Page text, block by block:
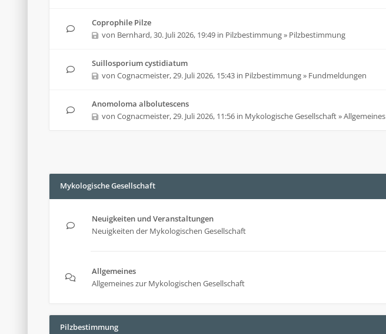
Coprophile Pilze
von Bernhard,30. Juli 2026, 19:49 in Pilzbestimmung» Pilzbestimmung
Suillosporium cystidiatum
von Cognacmeister,29. Juli 2026, 15:43 in Pilzbestimmung» Fundmeldungen
Anomoloma albolutescens
von Cognacmeister,29. Juli 2026, 11:56 in Mykologische Gesellschaft»Allgemeines
Mykologische Gesellschaft
Neuigkeiten und Veranstaltungen
Neuigkeiten der Mykologischen Gesellschaft
Allgemeines
Allgemeines zur Mykologischen Gesellschaft
Pilzbestimmung